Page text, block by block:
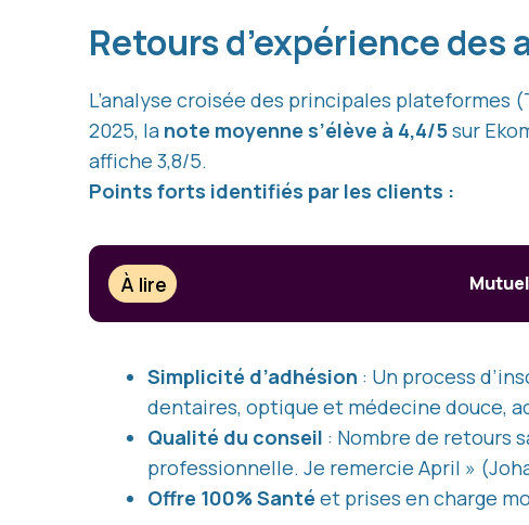
Retours d’expérience des
L’analyse croisée des principales plateformes
2025, la note moyenne s’élève à 4,4/5sur
affiche 3,8/5.
Points forts identifiés par les clients :
À lire
Simplicité d’adhésion : Un process
dentaires, optique et médecine douce,
Qualité du conseil : Nombre de retours
professionnelle. Je remercie April »
Offre 100% Santé et prises en charge